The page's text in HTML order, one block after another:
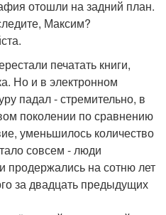
отошли на задний план.
Максим?
печатать книги,
Но и в электронном
падал - стремительно, в
поколении по сравнению
уменьшилось количество
совсем - люди
продержались на сотню лет
за двадцать предыдущих